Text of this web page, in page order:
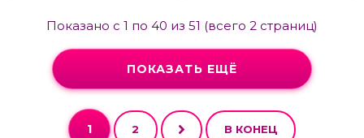
Показано с 1 по 40 из 51 (всего 2 страниц)
ПОКАЗАТЬ ЕЩЁ
1 2 В КОНЕЦ